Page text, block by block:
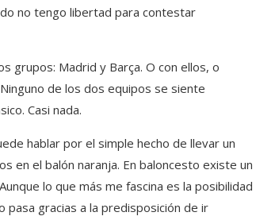
no tengo libertad para contestar
grupos: Madrid y Barça. O con ellos, o
de los dos equipos se siente
Casi nada.
hablar por el simple hecho de llevar un
en el balón naranja. En baloncesto existe un
lo que más me fascina es la posibilidad
gracias a la predisposición de ir